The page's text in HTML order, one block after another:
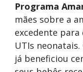
Programa
mães sobre a
excedente
UTIs
já beneficiou